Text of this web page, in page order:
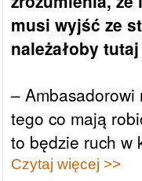
musi wyjść ze
należałoby
– Ambasadorowi
tego co mają
to będzie ruch w
Czytaj więcej >>